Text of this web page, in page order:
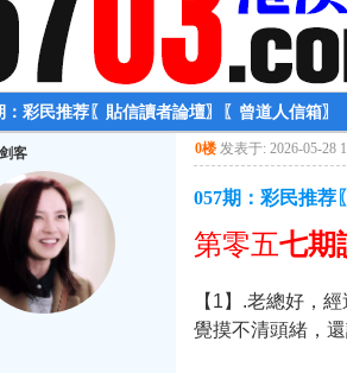
：彩民推荐〖貼信讀者論壇〗〖曾道人信箱〗
客 0楼 发表于: 2026-05-28
057期：彩民推荐
第零五七期
【1】.老總好，
覺摸不清頭緒，